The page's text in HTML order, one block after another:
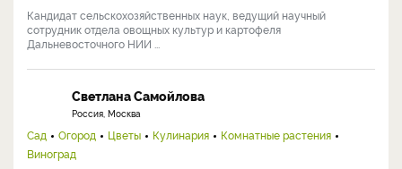
Кандидат сельскохозяйственных наук, ведущий научный
сотрудник отдела овощных культур и картофеля
Дальневосточного НИИ ...
Светлана Самойлова
Россия, Москва
Сад Огород Цветы Кулинария
Комнатные растения
Виноград